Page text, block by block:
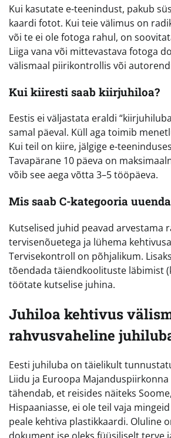
Kui kasutate e-teenindust, pakub
kaardi fotot. Kui teie välimus on
või te ei ole fotoga rahul, on
Liiga vana või mittevastava fotoga
välismaal piirikontrollis või
Kui kiiresti saab kiirjuhiloa?
Eestis ei väljastata eraldi
samal päeval. Küll aga toimib
Kui teil on kiire, jälgige e-
Tavapärane 10 päeva on
võib see aega võtta 3–5 tööpäeva.
Mis saab C-kategooria
Kutselised juhid peavad arvestama
tervisenõuetega ja lühema
Tervisekontroll on põhjalikum.
tõendada täiendkoolituste läbimist
töötate kutselise juhina.
Juhiloa kehtivus
rahvusvaheline
Eesti juhiluba on täielikult
Liidu ja Euroopa Majanduspiirkonna
tähendab, et reisides näiteks
Hispaaniasse, ei ole teil vaja
peale kehtiva plastikkaardi. Oluline